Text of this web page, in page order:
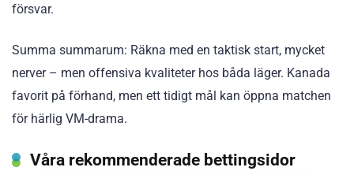
försvar.
Summa summarum: Räkna med en taktisk start, mycket
nerver – men offensiva kvaliteter hos båda läger. Kanada
favorit på förhand, men ett tidigt mål kan öppna matchen
för härlig VM-drama.
Våra rekommenderade bettingsidor